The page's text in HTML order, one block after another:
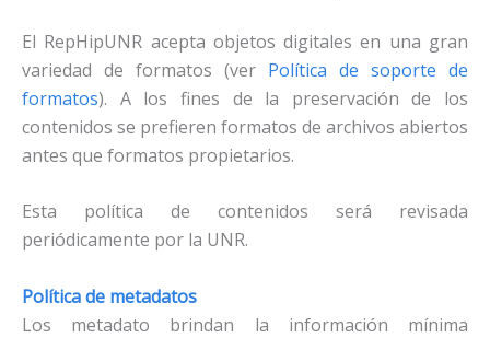
El RepHipUNR acepta objetos digitales en una gran
variedad de formatos (ver Política de soporte de
formatos). A los fines de la preservación de los
contenidos se prefieren formatos de archivos abiertos
antes que formatos propietarios.
Esta política de contenidos será revisada
periódicamente por la UNR.
Política de metadatos
Los metadato brindan la información mínima